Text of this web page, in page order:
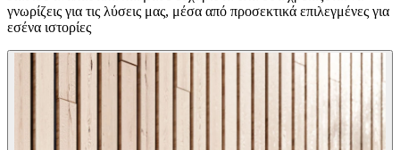
γνωρίζεις για τις λύσεις μας, μέσα από προσεκτικά επιλεγμένες για
εσένα ιστορίες